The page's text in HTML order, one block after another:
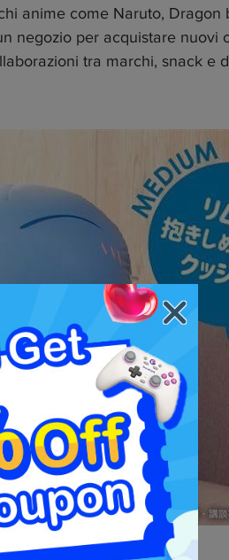
anime come Naruto, Dragon
negozio per acquistare nuovi
tra marchi, snack e